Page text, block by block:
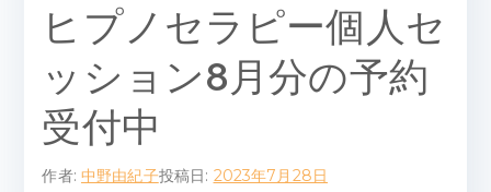
ム
ヒプノセラピー個人セ
ッション8月分の予約
受付中
作者:中野由紀子投稿日: 2023年7月28日